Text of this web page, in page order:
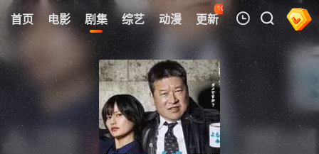
首页 电影 剧集 综艺 动漫 更新
106
热榜 APP
我的观影记录